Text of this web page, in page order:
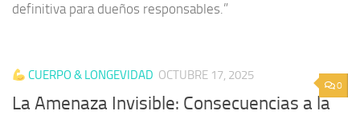
definitiva para dueños responsables.”
0
CUERPO & LONGEVIDAD OCTUBRE 17, 2025
La Amenaza Invisible: Consecuencias a la